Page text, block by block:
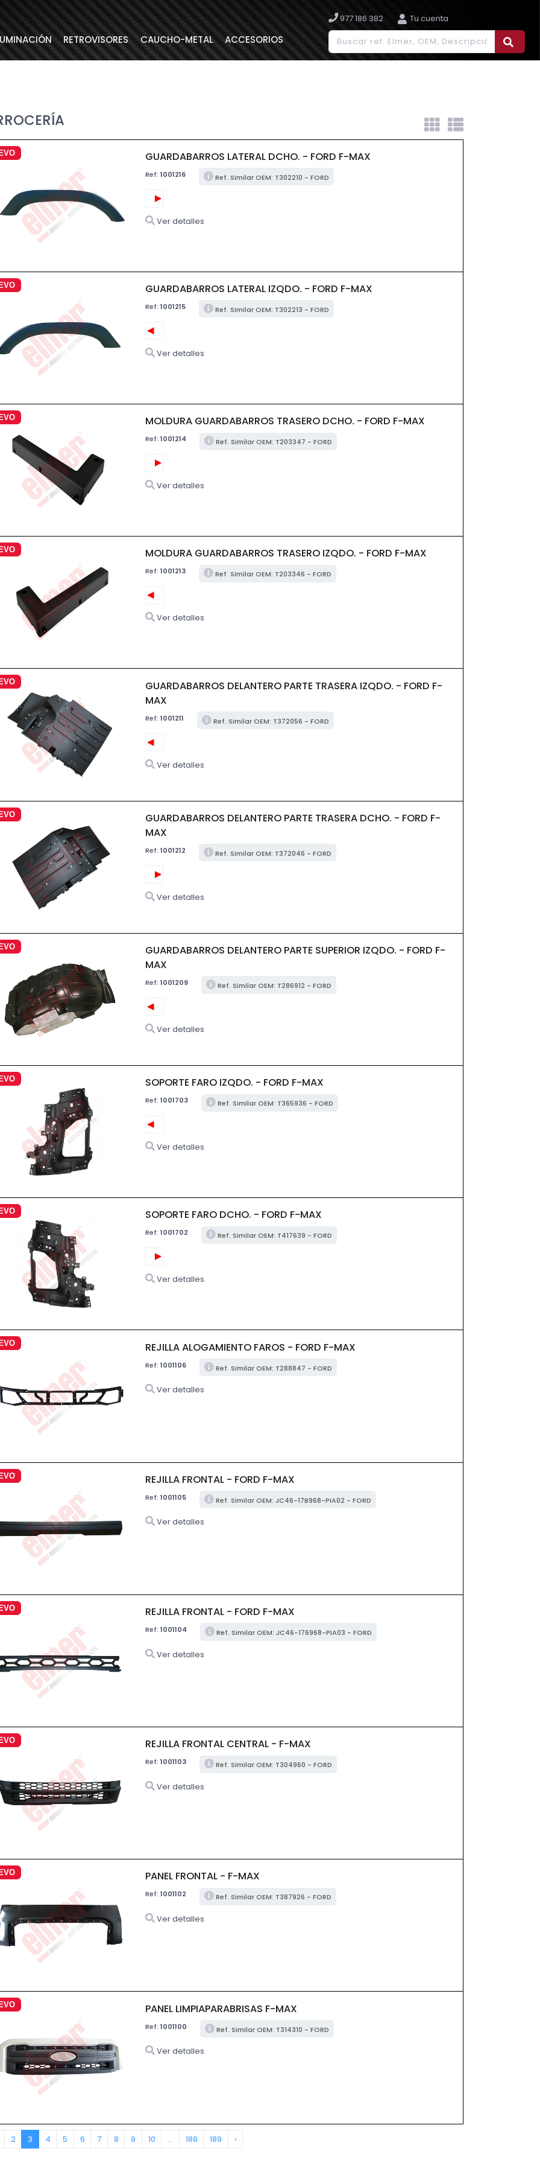
RETROVISORES CAUCHO-METAL ACCESORIOS
977 186 382 Tu cuenta
GUARDABARROS LATERAL DCHO. - FORD F-MAX
Ref:1001216 Ref. Similar OEM: T302210 - FORD
Ver detalles
GUARDABARROS LATERAL IZQDO. - FORD F-MAX
Ref:1001215 Ref. Similar OEM: T302213 - FORD
Ver detalles
MOLDURA GUARDABARROS TRASERO DCHO. - FORD F-MAX
Ref:1001214 Ref. Similar OEM: T203347 - FORD
Ver detalles
MOLDURA GUARDABARROS TRASERO IZQDO. - FORD F-MAX
Ref:1001213 Ref. Similar OEM: T203346 - FORD
Ver detalles
GUARDABARROS DELANTERO PARTE TRASERA IZQDO. - FORD F-
MAX
Ref:1001211 Ref. Similar OEM: T372056 - FORD
Ver detalles
GUARDABARROS DELANTERO PARTE TRASERA DCHO. - FORD F-
MAX
Ref:1001212 Ref. Similar OEM: T372046 - FORD
Ver detalles
GUARDABARROS DELANTERO PARTE SUPERIOR IZQDO. - FORD F-
MAX
Ref:1001209 Ref. Similar OEM: T286912 - FORD
Ver detalles
SOPORTE FARO IZQDO. - FORD F-MAX
Ref:1001703 Ref. Similar OEM: T365936 - FORD
Ver detalles
SOPORTE FARO DCHO. - FORD F-MAX
Ref:1001702 Ref. Similar OEM: T417639 - FORD
Ver detalles
REJILLA ALOGAMIENTO FAROS - FORD F-MAX
Ref:1001106 Ref. Similar OEM: T288847 - FORD
Ver detalles
REJILLA FRONTAL - FORD F-MAX
Ref:1001105 Ref. Similar OEM: JC46-17B968-PIA02 - FORD
Ver detalles
REJILLA FRONTAL - FORD F-MAX
Ref:1001104 Ref. Similar OEM: JC46-176968-PIA03 - FORD
Ver detalles
REJILLA FRONTAL CENTRAL - F-MAX
Ref:1001103 Ref. Similar OEM: T304960 - FORD
Ver detalles
PANEL FRONTAL - F-MAX
Ref:1001102 Ref. Similar OEM: T387926 - FORD
Ver detalles
PANEL LIMPIAPARABRISAS F-MAX
Ref:1001100 Ref. Similar OEM: T314310 - FORD
Ver detalles
2 3 4 5 6 7 8 9 10 ... 188 189 ›